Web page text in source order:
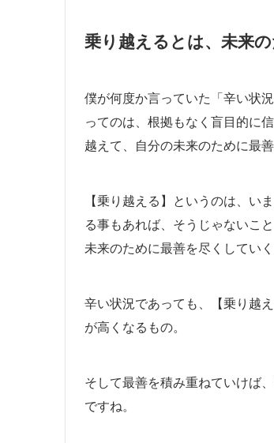
乗り越えるとは、未来
僕が何度か言っていた「辛い状
ってのは、根拠もなく盲目的に
越えて、自分の未来のために最
【乗り越える】というのは、い
る事もあれば、そうじゃないこ
未来のために最善を尽くしてい
辛い状況であっても、【乗り越
が高くなるもの。
そして最善を積み重ねていけば
ですね。